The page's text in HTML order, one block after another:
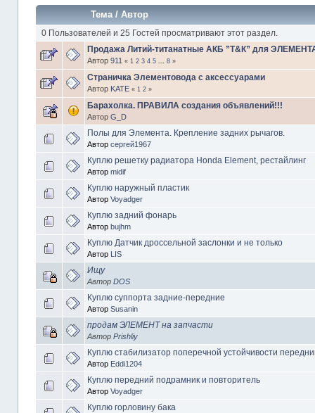
Тема/ Автор
0 Пользователей и 25 Гостей просматривают этот раздел.
Продажа Литий-титанатные АКБ ”Т&К” для
Автор 911 « 1 2 3 4 5 8»
Страничка Элементовода с аксессуарами
Автор KATE « 1 2»
Барахолка. ПРАВИЛА создания объявлений!!!
Автор G_D
Полы для Элемента. Крепление задних рычагов.
Автор сергей1967
Куплю решетку радиатора Honda Element, рестайлинг
Автор midif
Куплю наружный пластик
Автор Voyadger
Куплю задний фонарь
Автор bujhm
Куплю Датчик дроссельной заслонки и не только
Автор LIS
Ищу
Автор DOS
Куплю суппорта задние-передние
Автор Susanin
продам ЭЛЕМЕНТ на запчасти
Автор Prishliy
Куплю стабилизатор поперечной устойчивости
Автор Eddi1204
Куплю передний подрамник и повторитель
Автор Voyadger
Куплю горловину бака